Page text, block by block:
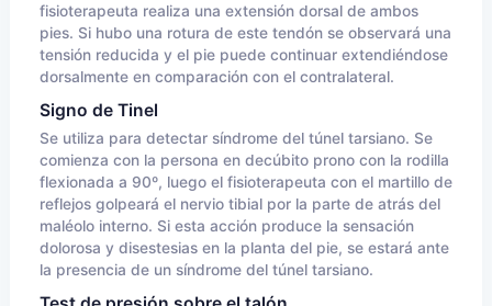
fisioterapeuta realiza una extensión dorsal de ambos
pies. Si hubo una rotura de este tendón se observará una
tensión reducida y el pie puede continuar extendiéndose
dorsalmente en comparación con el contralateral.
Signo de Tinel
Se utiliza para detectar síndrome del túnel tarsiano. Se
comienza con la persona en decúbito prono con la rodilla
flexionada a 90º, luego el fisioterapeuta con el martillo de
reflejos golpeará el nervio tibial por la parte de atrás del
maléolo interno. Si esta acción produce la sensación
dolorosa y disestesias en la planta del pie, se estará ante
la presencia de un síndrome del túnel tarsiano.